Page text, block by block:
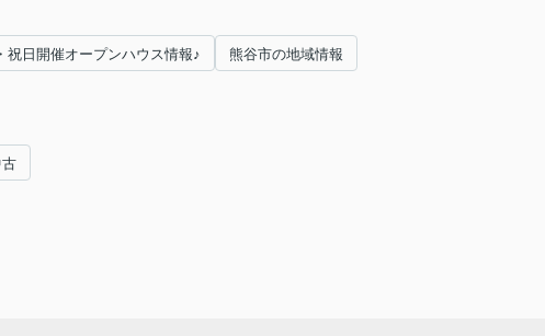
祝日開催オープンハウス情報♪ 熊谷市の地域情報